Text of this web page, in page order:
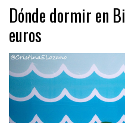
Dónde dormir en
euros